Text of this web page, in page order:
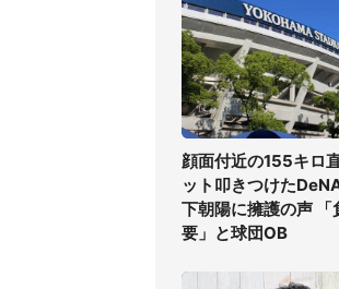
顔面付近の155キロ
ット叩きつけた
下朝陽に擁護の声 「
要」と球団OB